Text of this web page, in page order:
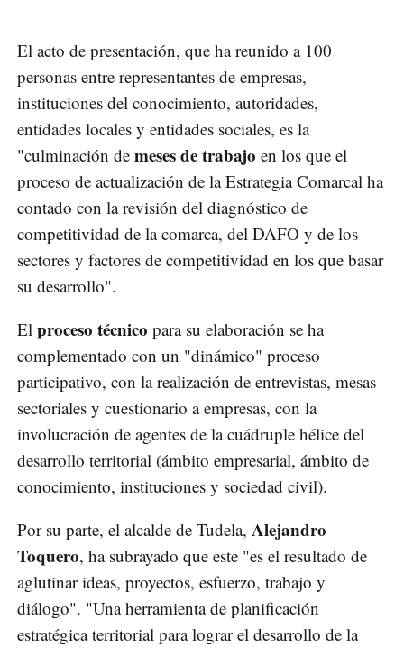
El acto de presentación, que ha reunido a 100
personas entre representantes de empresas,
instituciones del conocimiento, autoridades,
entidades locales y entidades sociales, es la
"culminación de meses de trabajo en los que el
proceso de actualización de la Estrategia Comarcal ha
contado con la revisión del diagnóstico de
competitividad de la comarca, del DAFO y de los
sectores y factores de competitividad en los que basar
su desarrollo".
El proceso técnico para su elaboración se ha
complementado con un "dinámico" proceso
participativo, con la realización de entrevistas, mesas
sectoriales y cuestionario a empresas, con la
involucración de agentes de la cuádruple hélice del
desarrollo territorial (ámbito empresarial, ámbito de
conocimiento, instituciones y sociedad civil).
Por su parte, el alcalde de Tudela, Alejandro
Toquero, ha subrayado que este "es el resultado de
aglutinar ideas, proyectos, esfuerzo, trabajo y
diálogo". "Una herramienta de planificación
estratégica territorial para lograr el desarrollo de la